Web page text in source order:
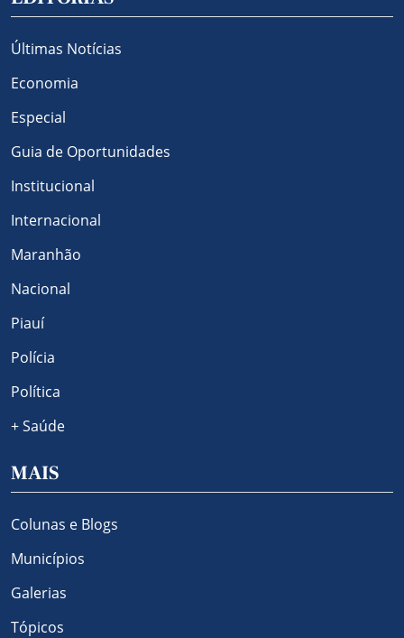
Últimas Notícias
Economia
Especial
Guia de Oportunidades
Institucional
Internacional
Maranhão
Nacional
Piauí
Polícia
Política
+ Saúde
MAIS
Colunas e Blogs
Municípios
Galerias
Tópicos